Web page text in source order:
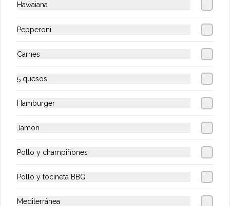
Limonada Natural
Deliciosa y refrescante limonada natural
Limonada de coco
$15.900
Malteadas
Hawaiana
Pepperoni
Carnes
5 quesos
Hamburger
Jamón
Pollo y champiñones
Pollo y tocineta BBQ
Mediterránea